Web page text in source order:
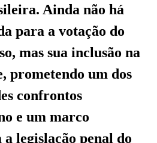
Ainda não há
para a votação do
mas sua inclusão na
prometendo um dos
confrontos
e um marco
legislação penal do